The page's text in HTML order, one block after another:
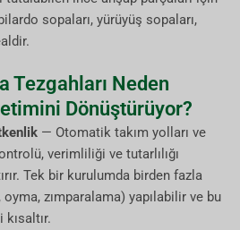
sopaları, yürüyüş sopaları,
Tezgahları Neden
Dönüştürüyor?
— Otomatik takım yolları ve
verimliliği ve tutarlılığı
Tek bir kurulumda birden fazla
zımparalama) yapılabilir ve bu